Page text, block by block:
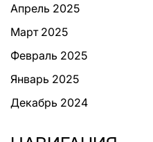
Апрель 2025
Март 2025
Февраль 2025
Январь 2025
Декабрь 2024